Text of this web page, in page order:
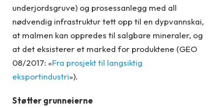
underjordsgruve) og prosessanlegg med all
nødvendig infrastruktur tett opp til en dypvannskai,
at malmen kan oppredes til salgbare mineraler, og
at det eksisterer et marked for produktene (GEO
08/2017: «Fra prosjekt til langsiktig
eksportindustri»).
Støtter grunneierne